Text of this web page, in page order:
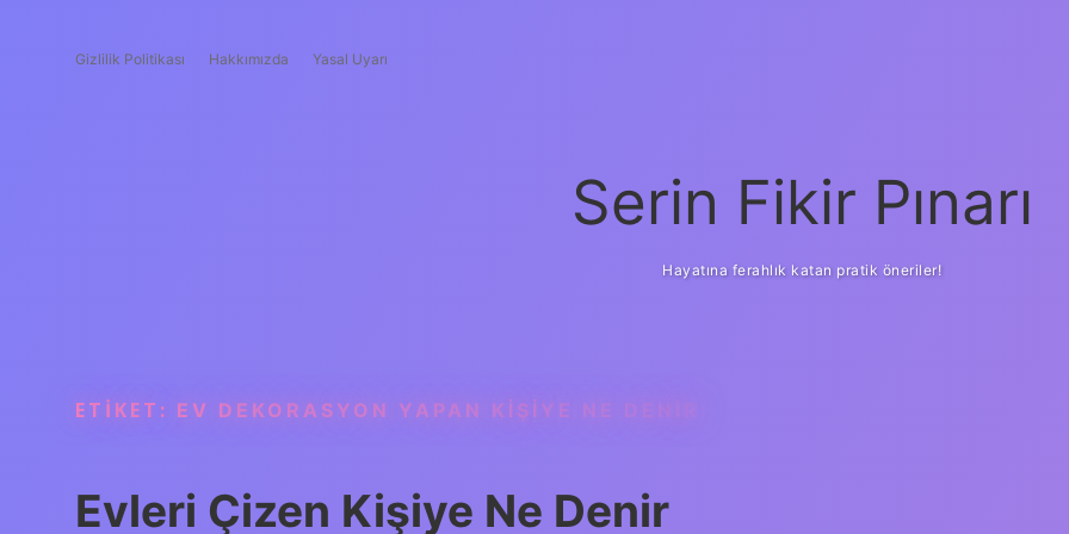
Gizlilik Politikası Hakkımızda Yasal Uyarı
Serin Fikir Pınarı
Hayatına ferahlık katan pratik öneriler!
ETIKET: EV DEKORASYON YAPAN KIŞIYE NE DENIR
Evleri Çizen Kişiye Ne Denir